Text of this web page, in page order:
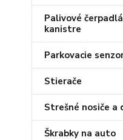
Palivové
kanistre
Parkovacie
Stierače
Strešné nosiče a
Škrabky na auto